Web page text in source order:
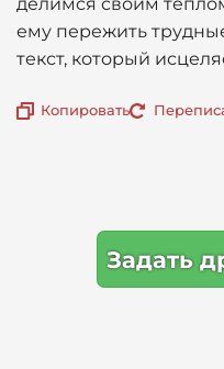
ему пережить
текст, который
Копировать
Задать